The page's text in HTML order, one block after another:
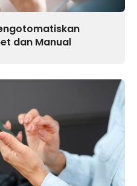
dan Manual